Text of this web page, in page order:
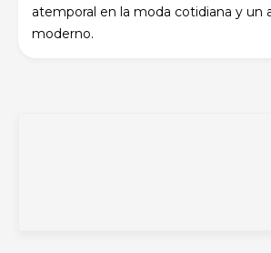
atemporal en la moda cotidiana y un
moderno.